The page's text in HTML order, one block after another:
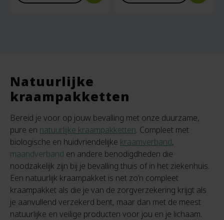
Natuurlijke
kraampakketten
Bereid je voor op jouw bevalling met onze duurzame,
pure en natuurlijke kraampakketten. Compleet met
biologische en huidvriendelijke kraamverband,
maandverband en andere benodigdheden die
noodzakelijk zijn bij je bevalling thuis of in het ziekenhuis.
Een natuurlijk kraampakket is net zo’n compleet
kraampakket als die je van de zorgverzekering krijgt als
je aanvullend verzekerd bent, maar dan met de meest
natuurlijke en veilige producten voor jou en je lichaam.